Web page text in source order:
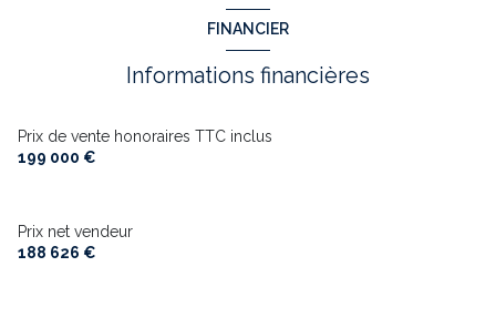
FINANCIER
Informations financières
Prix de vente honoraires TTC inclus
199 000 €
Prix net vendeur
188 626 €